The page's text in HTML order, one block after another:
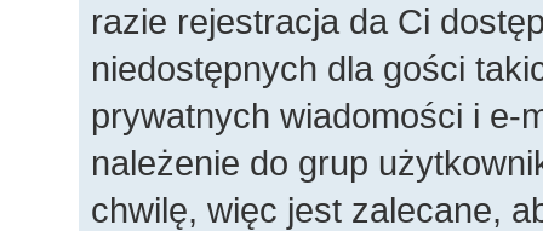
razie rejestracja da Ci
niedostępnych dla gości
prywatnych wiadomości i e-
należenie do grup
chwilę, więc jest zalecane,